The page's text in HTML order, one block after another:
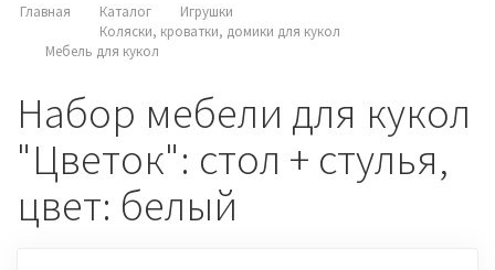
Главная Каталог
Игрушки
Коляски, кроватки, домики для кукол
Мебель для кукол
Набор мебели для кукол
"Цветок": стол + стулья,
цвет: белый